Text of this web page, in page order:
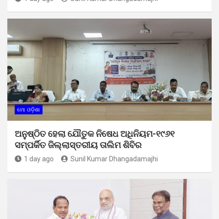
ମୋ ଓଡ଼ିଶା
ଅନୁଷ୍ଠିତ ହେଲା ଯୌତୁକ ନିଷେଧ ଅଧିନିୟମ-୧୯୬୧
ସମ୍ପର୍କିତ ଜିଲ୍ଲାସ୍ତରୀୟ ତାଲିମ ଶିବିର
1 day ago Sunil Kumar Dhangadamajhi